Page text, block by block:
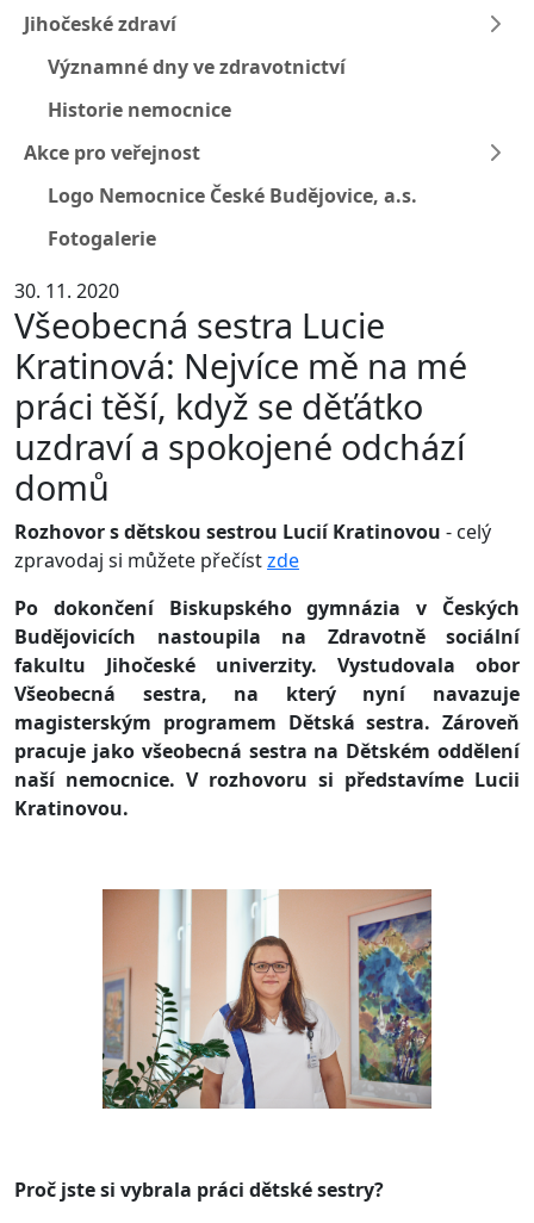
Jihočeské zdraví
Významné dny ve zdravotnictví
Historie nemocnice
Akce pro veřejnost
Logo Nemocnice České Budějovice, a.s.
Fotogalerie
30. 11. 2020
Všeobecná sestra Lucie
Kratinová: Nejvíce mě na mé
práci těší, když se děťátko
uzdraví a spokojené odchází
domů
Rozhovor s dětskou sestrou Lucií Kratinovou - celý
zpravodaj si můžete přečístzde
Po dokončení Biskupského gymnázia v Českých
Budějovicích nastoupila na Zdravotně sociální
fakultu Jihočeské univerzity. Vystudovala obor
Všeobecná sestra, na který nyní navazuje
magisterským programem Dětská sestra. Zároveň
pracuje jako všeobecná sestra na Dětském oddělení
naší nemocnice. V rozhovoru si představíme Lucii
Kratinovou.
Proč jste si vybrala práci dětské sestry?